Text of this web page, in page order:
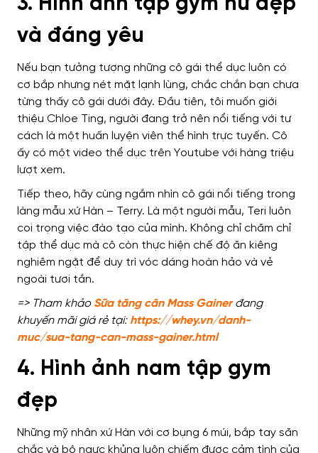
và đáng yêu
Nếu bạn tưởng tượng những cô gái thể dục luôn có
cơ bắp nhưng nét mặt lạnh lùng, chắc chắn bạn chưa
từng thấy cô gái dưới đây. Đầu tiên, tôi muốn giới
thiệu Chloe Ting, người đang trở nên nổi tiếng với tư
cách là một huấn luyện viên thể hình trực tuyến. Cô
ấy có một video thể dục trên Youtube với hàng triệu
lượt xem.
Tiếp theo, hãy cùng ngắm nhìn cô gái nổi tiếng trong
làng mẫu xứ Hàn – Terry. Là một người mẫu, Teri luôn
coi trọng việc đào tạo của mình. Không chỉ chăm chỉ
tập thể dục mà cô còn thực hiện chế độ ăn kiêng
nghiêm ngặt để duy trì vóc dáng hoàn hảo và vẻ
ngoài tươi tắn.
=> Tham khảo Sữa tăng cân Mass Gainerđang
khuyến mãi giá rẻ tại: https://whey.vn/danh-
muc/sua-tang-can-mass-gainer.html
4. Hình ảnh nam tập gym
đẹp
Những mỹ nhân xứ Hàn với cơ bụng 6 múi, bắp tay săn
chắc và bộ ngực khủng luôn chiếm được cảm tình của